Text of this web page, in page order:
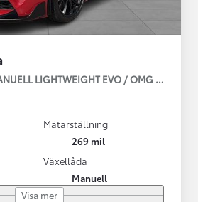
LIGHTWEIGHT EVO / OMG LEV!
Mätarställning
269 mil
Växellåda
Manuell
Visa mer